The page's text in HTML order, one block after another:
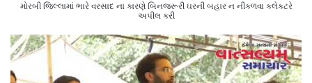
મોરબી જિલ્લામાં ભારે વરસાદ ના કારણે બિનજરૂરી ઘરની બહાર ન નીકળવા કલેક્ટરે
અપીલ કરી